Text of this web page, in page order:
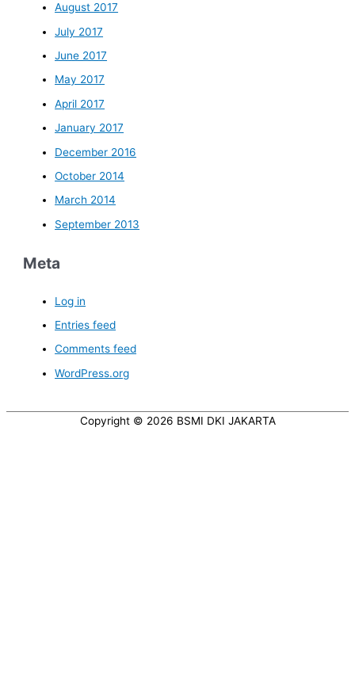
August 2017
July 2017
June 2017
May 2017
April 2017
January 2017
December 2016
October 2014
March 2014
September 2013
Meta
Log in
Entries feed
Comments feed
WordPress.org
Copyright © 2026 BSMI DKI JAKARTA